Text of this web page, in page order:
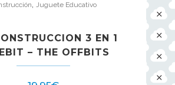
Juguete Educativo
3 EN 1
– THE OFFBITS